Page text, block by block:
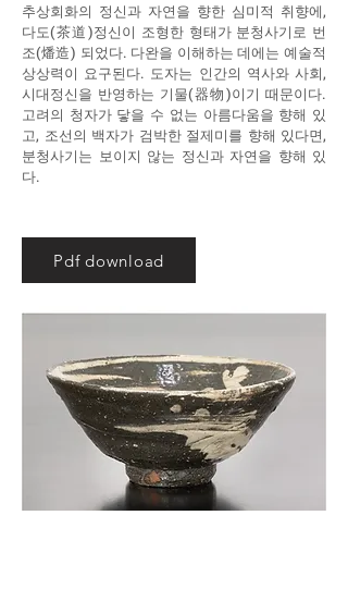
추상회화의 정신과 자연을 향한 심미적 취향에,
다도(茶道)정신이 조형한 형태가 분청사기로 번
조(燔造) 되었다. 다완을 이해하는 데에는 예술적
상상력이 요구된다. 도자는 인간의 역사와 사회,
시대정신을 반영하는 기물(器物)이기 때문이다.
고려의 청자가 닿을 수 없는 아름다움을 향해 있
고, 조선의 백자가 검박한 절제미를 향해 있다면,
분청사기는 보이지 않는 정신과 자연을 향해 있
다.
Pdf download